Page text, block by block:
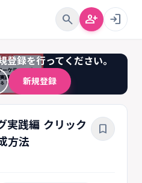
search person_add login
登録を行ってください。
新規登録
実践編 クリック
方法
bookmark_border